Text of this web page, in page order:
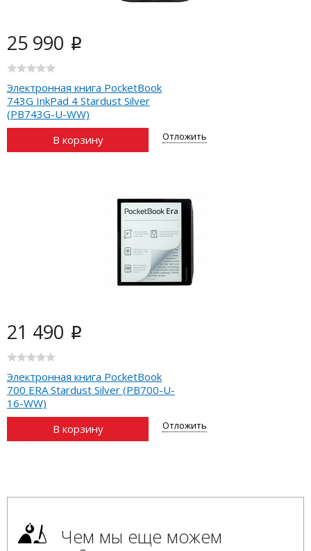
25 990 i
Электронная книга PocketBook
743G InkPad 4 Stardust Silver
(PB743G-U-WW)
В корзину
Отложить
21 490 i
Электронная книга PocketBook
700 ERA Stardust Silver (PB700-U-
16-WW)
В корзину
Отложить
Чем мы еще можем